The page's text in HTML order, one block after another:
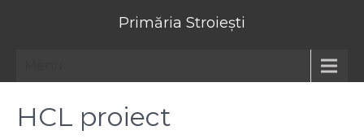
Primăria Stroiești
HCL proiect